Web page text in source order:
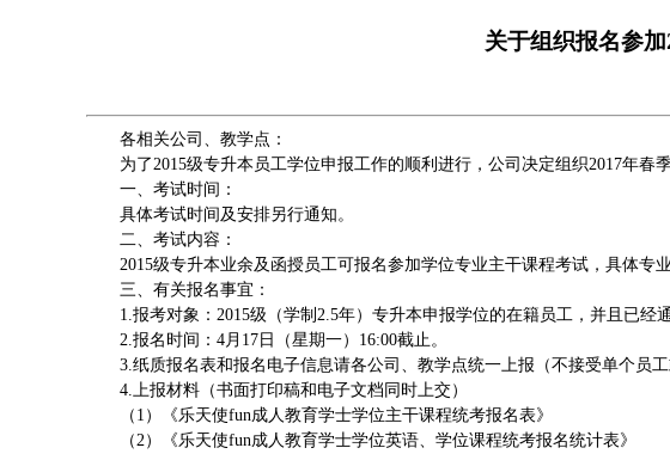
关于组织报名参
各相关公司、教学点：
为了2015级专升本员工学位申报工作的顺利进行，公司决定组织2017年春
一、考试时间：
具体考试时间及安排另行通知。
二、考试内容：
2015级专升本业余及函授员工可报名参加学位专业主干课程考试，具体专
三、有关报名事宜：
1.报考对象：2015级（学制2.5年）专升本申报学位的在籍员工，并且已经
2.报名时间：4月17日（星期一）16:00截止。
3.纸质报名表和报名电子信息请各公司、教学点统一上报（不接受单个员工
4.上报材料（书面打印稿和电子文档同时上交）
（1）《乐天使fun成人教育学士学位主干课程统考报名表》
（2）《乐天使fun成人教育学士学位英语、学位课程统考报名统计表》